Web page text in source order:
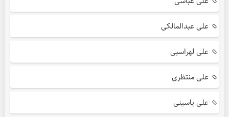
علی عبدالمالکی
علی لهراسبی
علی منتظری
علی یاسینی